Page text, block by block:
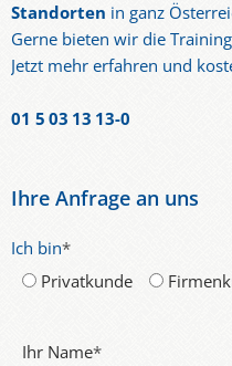
Standorten in ganz
Gerne bieten wir die
Jetzt mehr erfahren und
01 5 03 13 13-0
Ihre Anfrage an uns
Ich bin*
Privatkunde
Ihr Name*